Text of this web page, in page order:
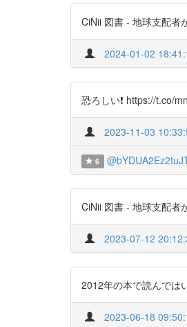
CiNii 図書 - 地球支配者
2024-01-02
恐ろしい❗️ https://t.co/
2023-11-03
6
CiNii 図書 - 地球支配者
2023-07-12
2012年の本で読んでは
2023-06-18